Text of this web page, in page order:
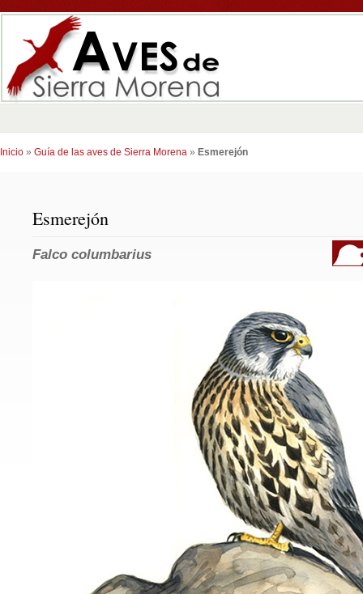
Inicio » Guía de las aves de Sierra Morena » Esmerejón
Esmerejón
Falco columbarius